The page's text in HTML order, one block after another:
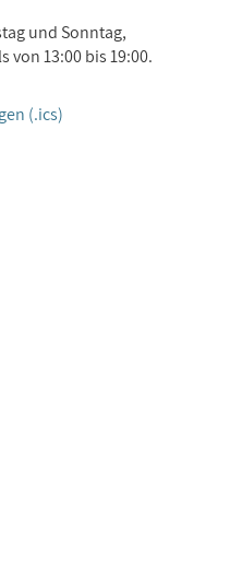
und Sonntag,
von 13:00 bis 19:00.
(.ics)